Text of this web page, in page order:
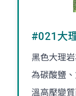
#021大
黑色大理
為碳酸鹽
溫高壓變